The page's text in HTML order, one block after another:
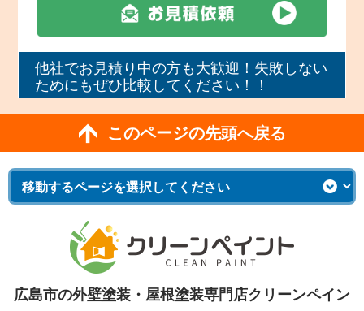
他社でお見積り中の方も大歓迎！失敗しない
ためにもぜひ比較してください！！
このページの先頭へ戻る
広島市の外壁塗装・屋根塗装専門店クリーンペイン